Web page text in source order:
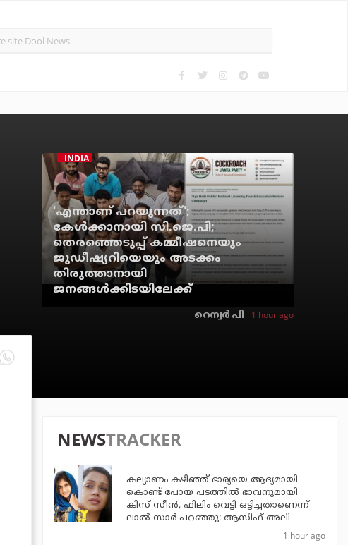
INDIA
'എന്താണ് പറയുന്നത്';
കേള്‍ക്കാനായി സി.ജെ.പി;
തെരഞ്ഞെടുപ്പ് കമ്മീഷനെയും
ജുഡീഷ്യറിയെയും അടക്കം
തിരുത്താനായി
ജനങ്ങള്‍ക്കിടയിലേക്ക്
റെന്വര്‍ പി 1 hour ago
NEWSTRACKER
കല്യാണം കഴിഞ്ഞ് ഭാര്യയെ ആദ്യമായി
കൊണ്ട് പോയ പടത്തില്‍ ഭാവനുമായി
കിസ് സീന്‍, ഫിലിം വെട്ടി ഒട്ടിച്ചതാണെന്ന്
ലാല്‍ സാര്‍ പറഞ്ഞു: ആസിഫ് അലി
1 hour ago